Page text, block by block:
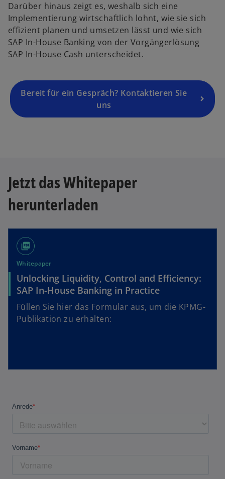
Darüber hinaus zeigt es, weshalb sich eine
Implementierung wirtschaftlich lohnt, wie sie sich
effizient planen und umsetzen lässt und wie sich
SAP In-House Banking von der Vorgängerlösung
SAP In-House Cash unterscheidet.
Bereit für ein Gespräch? Kontaktieren Sie
uns
Jetzt das Whitepaper
herunterladen
picture_as_pdf
Whitepaper
Unlocking Liquidity, Control and Efficiency:
SAP In-House Banking in Practice
Füllen Sie hier das Formular aus, um die KPMG-
Publikation zu erhalten: